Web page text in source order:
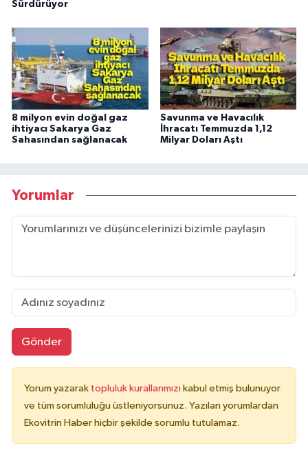
Sürdürüyor
8 milyon evin doğal gaz
ihtiyacı Sakarya Gaz
Sahasından sağlanacak
Savunma ve Havacılık
İhracatı Temmuzda 1,12
Milyar Doları Aştı
Yorumlar
Gönder
Yorum yazarak topluluk kurallarımızı kabul etmiş bulunuyor
ve tüm sorumluluğu üstleniyorsunuz. Yazılan yorumlardan
Ekovitrin Haber hiçbir şekilde sorumlu tutulamaz.